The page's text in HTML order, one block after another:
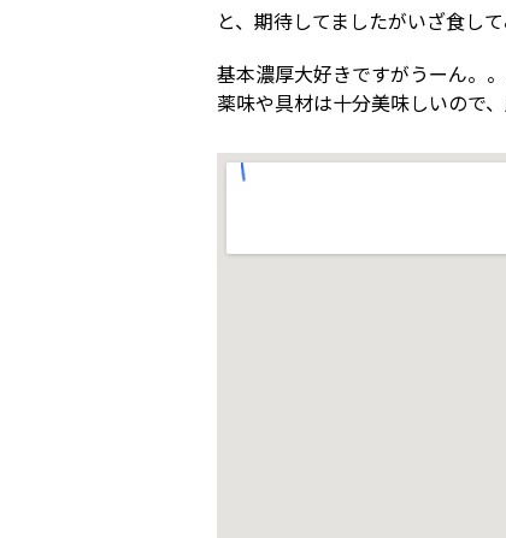
と、期待してましたがいざ食し
基本濃厚大好きですがうーん。
薬味や具材は十分美味しいので